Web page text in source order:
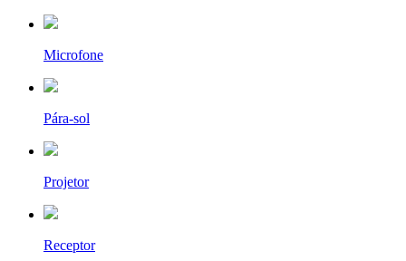
Microfone
Pára-sol
Projetor
Receptor